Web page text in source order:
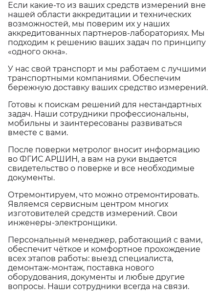
Если какие-то из ваших средств измерений вне
нашей области аккредитации и технических
возможностей, мы поверим их у наших
аккредитованных партнеров-лабораториях. Мы
подходим к решению ваших задач по принципу
«одного окна».
У нас свой транспорт и мы работаем с лучшими
транспортными компаниями. Обеспечим
бережную доставку ваших средство измерений.
Готовы к поискам решений для нестандартных
задач. Наши сотрудники профессиональны,
мобильны и заинтересованы развиваться
вместе с вами.
После поверки метролог вносит информацию
во ФГИС АРШИН, а вам на руки выдается
свидетельство о поверке и все необходимые
документы.
Отремонтируем, что можно отремонтировать.
Являемся сервисным центром многих
изготовителей средств измерений. Свои
инженеры-электронщики.
Персональный менеджер, работающий с вами,
обеспечит чёткое и комфортное прохождение
всех этапов работы: выезд специалиста,
демонтаж-монтаж, поставка нового
оборудования, документы и любые другие
вопросы. Наши сотрудники всегда на связи.